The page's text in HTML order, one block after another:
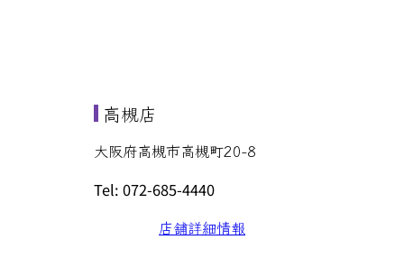
高槻店
大阪府高槻市高槻町20-8
Tel: 072-685-4440
店舗詳細情報